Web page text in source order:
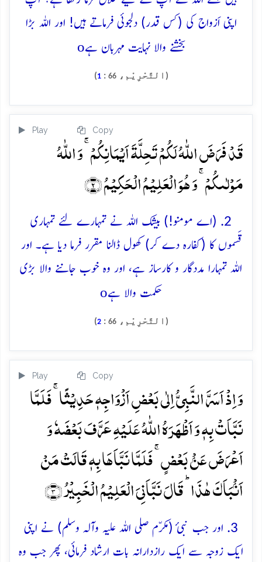
‏اپنی اَزواج کی (کس قدر) دلجوئی فرماتے ہیں! اور اللہ بڑا
بخشنے والا نہایت مہربان ہےo
(التَّحْرِيْم،66
:
1
)
Play Copy
قَدۡ فَرَضَ اللّٰہُ لَکُمۡ تَحِلَّۃَ اَیۡمَانِکُمۡ ۚ وَ اللّٰہُ
مَوۡلٰىکُمۡ ۚ وَ ہُوَ الۡعَلِیۡمُ الۡحَکِیۡمُ ﴿۲﴾
2. (اے مومنو!) بیشک اللہ نے تمہارے لئے تمہاری
قَسموں کا (کفارہ دے کر) کھول ڈالنا مقرر فرما دیا ہے۔ اور
اللہ تمہارا مددگار و کارساز ہے، اور وہ خوب جاننے والا بڑی
حکمت والا ہےo
(التَّحْرِيْم،66
:
2
)
Play Copy
وَ اِذۡ اَسَرَّ النَّبِیُّ اِلٰی بَعۡضِ اَزۡوَاجِہٖ حَدِیۡثًا ۚ فَلَمَّا
نَبَّاَتۡ بِہٖ وَ اَظۡہَرَہُ اللّٰہُ عَلَیۡہِ عَرَّفَ بَعۡضَہٗ وَ
اَعۡرَضَ عَنۡۢ بَعۡضٍ ۚ فَلَمَّا نَبَّاَہَا بِہٖ قَالَتۡ مَنۡ
اَنۡۢبَاَکَ ہٰذَا ؕ قَالَ نَبَّاَنِیَ الۡعَلِیۡمُ الۡخَبِیۡرُ ﴿۳﴾
3. اور جب نبئ (مکرّم صلی اللہ علیہ وآلہ وسلم) نے اپنی
ایک زوجہ سے ایک رازدارانہ بات ارشاد فرمائی، پھر جب وہ